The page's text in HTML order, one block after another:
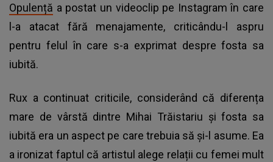
Opulență a postat un videoclip pe Instagram în care
l-a atacat fără menajamente, criticându-l aspru
pentru felul în care s-a exprimat despre fosta sa
iubită.
Rux a continuat criticile, considerând că diferența
mare de vârstă dintre Mihai Trăistariu și fosta sa
iubită era un aspect pe care trebuia să și-l asume. Ea
a ironizat faptul că artistul alege relații cu femei mult